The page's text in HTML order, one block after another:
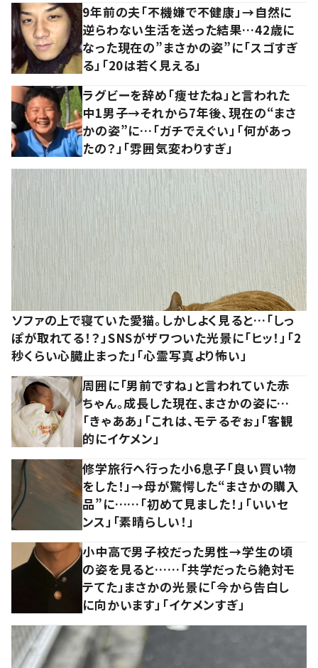
9年前の夫「不機嫌で不健康」→自然に
逆らわない生活を送った結果…42歳に
なった現在の”まさかの姿”に「スゴすぎ
る」「20は若く見える」
ラグビーを辞め「痩せたね」と言われた
中1男子→それから7年後、現在の“まさ
かの姿”に…「ガチでえぐい」「何があっ
たの？」「雰囲気変わりすぎ」
ソファの上で寝ていた愛猫。しかしよく見ると…「しっ
ぽが取れてる！？」SNSがザワついた光景に「ヒッ！」「2
秒くらい心臓止まった」「心霊写真より怖い」
周囲に「男前ですね」と言われていた赤
ちゃん。成長した現在、まさかの姿に…
「きゃああ」「これは、モテるぞぉ」「客観
的にイケメン」
修学旅行へ行った小6息子「良い買い物
をした！」→母が驚愕した“まさかの購入
品”に……「初めて見ました！」「いいセ
ンス」「素晴らしい！」
小中高で男子校だった男性→学生の頃
の姿を見ると……「共学だったら絶対モ
テてた」まさかの光景に「今から告白し
に向かいます」「イケメンすぎ」